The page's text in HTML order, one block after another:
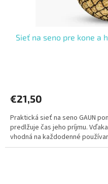
Sieť na seno pre kone a
€21,50
Praktická sieť na seno GAUN
predlžuje čas jeho príjmu.
vhodná na každodenné